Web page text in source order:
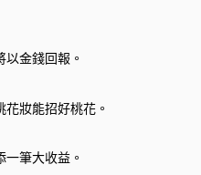
金錢回報。
妝能招好桃花。
筆大收益。